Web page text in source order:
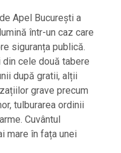
Apel București a
într-un caz care
siguranța publică.
din cele două tabere
după gratii, alții
grave precum
tulburarea ordinii
Cuvântul
mare în fața unei